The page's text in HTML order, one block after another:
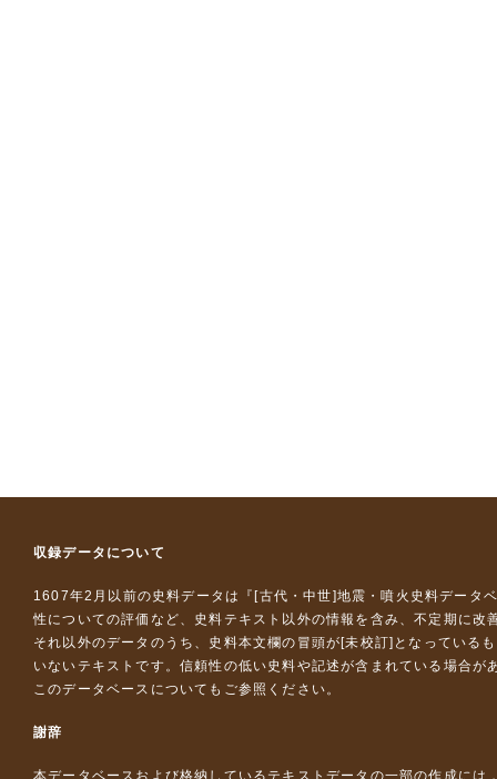
収録データについて
1607年2月以前の史料データは『 [古代・中世]地震・噴火史料データ
性についての評価など、史料テキスト以外の情報を含み、不定期に改
それ以外のデータのうち、史料本文欄の冒頭が[未校訂]となっている
いないテキストです。信頼性の低い史料や記述が含まれている場合が
このデータベースについて もご参照ください。
謝辞
本データベースおよび格納しているテキストデータの一部の作成には